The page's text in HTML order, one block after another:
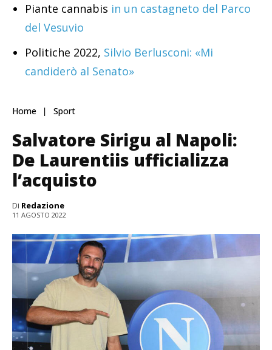
Piante cannabis in un castagneto del Parco
del Vesuvio
Politiche 2022, Silvio Berlusconi: «Mi
candiderò al Senato»
Home Sport
Salvatore Sirigu al Napoli:
De Laurentiis ufficializza
l’acquisto
Di Redazione
11 AGOSTO 2022